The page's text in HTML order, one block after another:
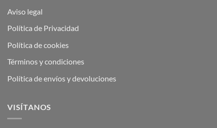
Aviso legal
Política de Privacidad
Política de cookies
Términos y condiciones
Política de envíos y devoluciones
VISÍTANOS